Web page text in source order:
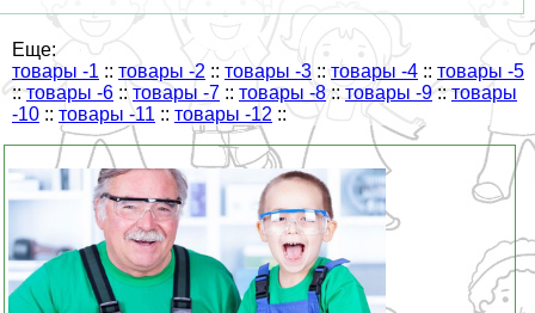
Еще:
товары -1 :: товары -2 :: товары -3 :: товары -4 :: товары -5
::товары -6 :: товары -7 :: товары -8:: товары -9:: товары
-10 :: товары -11 :: товары -12 ::